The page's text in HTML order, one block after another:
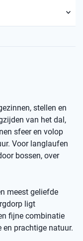
stellen en
van het dal,
sfeer en volop
Voor langlaufen
bossen, over
meest geliefde
ligt
fijne combinatie
en prachtige natuur.